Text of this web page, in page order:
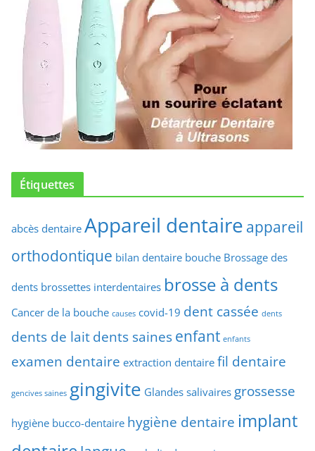
Étiquettes
abcès dentaire Appareil dentaire appareil
orthodontique bilan dentaire bouche Brossage des
dents brossettes interdentaires brosse à dents
Cancer de la bouche causes covid-19 dent cassée dents
dents de lait dents saines enfant enfants
examen dentaire extraction dentaire fil dentaire
gencives saines gingivite Glandes salivaires grossesse
hygiène bucco-dentaire hygiène dentaire implant